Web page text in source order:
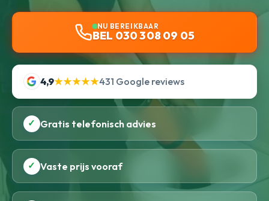
NU BEREIKBAAR
BEL 030 308 09 05
4,9★★★★★431 Google reviews
✓ Gratis telefonisch advies
✓ Vaste prijs vooraf